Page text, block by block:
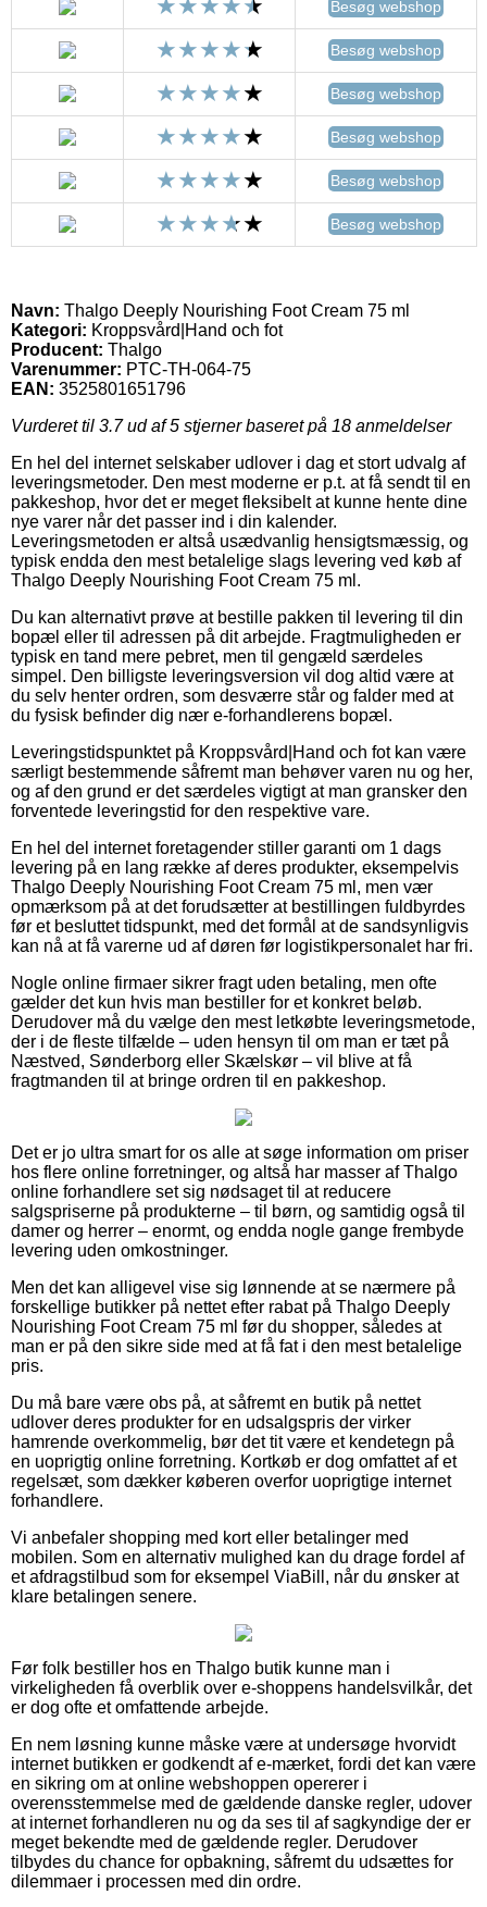
Besøg webshop
Besøg webshop
Besøg webshop
Besøg webshop
Besøg webshop
Besøg webshop
Navn: Thalgo Deeply Nourishing Foot Cream 75 ml
Kategori: Kroppsvård|Hand och fot
Producent: Thalgo
Varenummer: PTC-TH-064-75
EAN: 3525801651796
Vurderet til 3.7ud af 5 stjerner baseret på 18 anmeldelser
En hel del internet selskaber udlover i dag et stort udvalg af
leveringsmetoder. Den mest moderne er p.t. at få sendt til en
pakkeshop, hvor det er meget fleksibelt at kunne hente dine
nye varer når det passer ind i din kalender.
Leveringsmetoden er altså usædvanlig hensigtsmæssig, og
typisk endda den mest betalelige slags levering ved køb af
Thalgo Deeply Nourishing Foot Cream 75 ml.
Du kan alternativt prøve at bestille pakken til levering til din
bopæl eller til adressen på dit arbejde. Fragtmuligheden er
typisk en tand mere pebret, men til gengæld særdeles
simpel. Den billigste leveringsversion vil dog altid være at
du selv henter ordren, som desværre står og falder med at
du fysisk befinder dig nær e-forhandlerens bopæl.
Leveringstidspunktet på Kroppsvård|Hand och fot kan være
særligt bestemmende såfremt man behøver varen nu og her,
og af den grund er det særdeles vigtigt at man gransker den
forventede leveringstid for den respektive vare.
En hel del internet foretagender stiller garanti om 1 dags
levering på en lang række af deres produkter, eksempelvis
Thalgo Deeply Nourishing Foot Cream 75 ml, men vær
opmærksom på at det forudsætter at bestillingen fuldbyrdes
før et besluttet tidspunkt, med det formål at de sandsynligvis
kan nå at få varerne ud af døren før logistikpersonalet har fri.
Nogle online firmaer sikrer fragt uden betaling, men ofte
gælder det kun hvis man bestiller for et konkret beløb.
Derudover må du vælge den mest letkøbte leveringsmetode,
der i de fleste tilfælde – uden hensyn til om man er tæt på
Næstved, Sønderborg eller Skælskør – vil blive at få
fragtmanden til at bringe ordren til en pakkeshop.
Det er jo ultra smart for os alle at søge information om priser
hos flere online forretninger, og altså har masser af Thalgo
online forhandlere set sig nødsaget til at reducere
salgspriserne på produkterne – til børn, og samtidig også til
damer og herrer – enormt, og endda nogle gange frembyde
levering uden omkostninger.
Men det kan alligevel vise sig lønnende at se nærmere på
forskellige butikker på nettet efter rabat på Thalgo Deeply
Nourishing Foot Cream 75 ml før du shopper, således at
man er på den sikre side med at få fat i den mest betalelige
pris.
Du må bare være obs på, at såfremt en butik på nettet
udlover deres produkter for en udsalgspris der virker
hamrende overkommelig, bør det tit være et kendetegn på
en uoprigtig online forretning. Kortkøb er dog omfattet af et
regelsæt, som dækker køberen overfor uoprigtige internet
forhandlere.
Vi anbefaler shopping med kort eller betalinger med
mobilen. Som en alternativ mulighed kan du drage fordel af
et afdragstilbud som for eksempel ViaBill, når du ønsker at
klare betalingen senere.
Før folk bestiller hos en Thalgo butik kunne man i
virkeligheden få overblik over e-shoppens handelsvilkår, det
er dog ofte et omfattende arbejde.
En nem løsning kunne måske være at undersøge hvorvidt
internet butikken er godkendt af e-mærket, fordi det kan være
en sikring om at online webshoppen opererer i
overensstemmelse med de gældende danske regler, udover
at internet forhandleren nu og da ses til af sagkyndige der er
meget bekendte med de gældende regler. Derudover
tilbydes du chance for opbakning, såfremt du udsættes for
dilemmaer i processen med din ordre.